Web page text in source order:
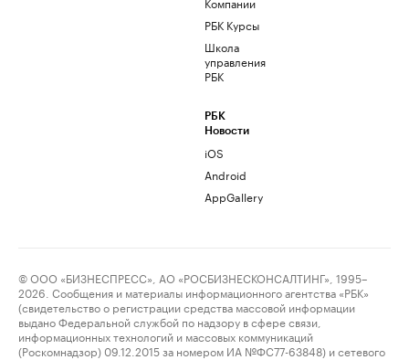
РБК Курсы
Школа
управления
РБК
РБК
Новости
iOS
Android
AppGallery
© ООО «БИЗНЕСПРЕСС», АО «РОСБИЗНЕСКОНСАЛТИНГ», 1995–
2026. Сообщения и материалы информационного агентства «РБК»
(свидетельство о регистрации средства массовой информации
выдано Федеральной службой по надзору в сфере связи,
информационных технологий и массовых коммуникаций
(Роскомнадзор) 09.12.2015 за номером ИА №ФС77-63848) и сетевого